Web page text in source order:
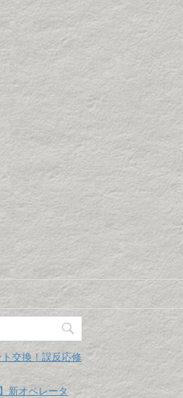
交換！誤反応修
新オペレータ